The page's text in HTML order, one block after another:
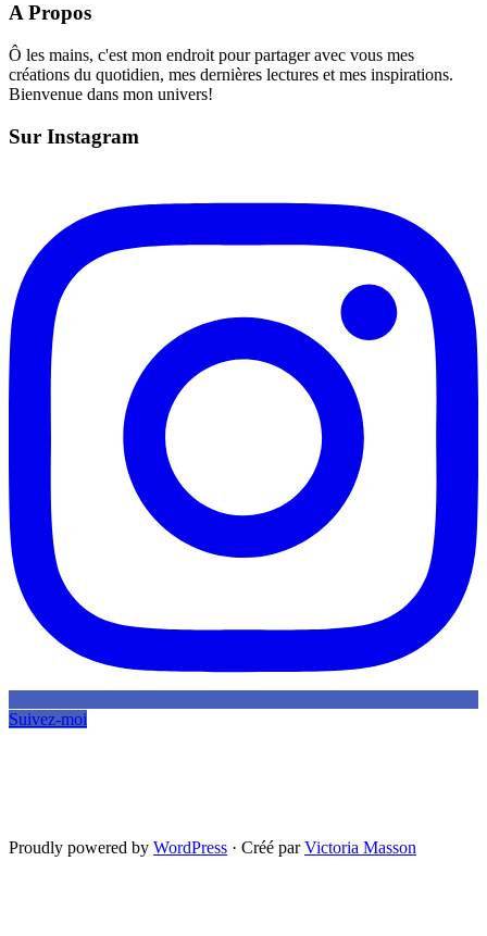
A Propos
Ô les mains, c'est mon endroit pour partager avec vous mes
créations du quotidien, mes dernières lectures et mes inspirations.
Bienvenue dans mon univers!
Sur Instagram
Suivez-moi
Proudly powered by WordPress · Créé parVictoria Masson